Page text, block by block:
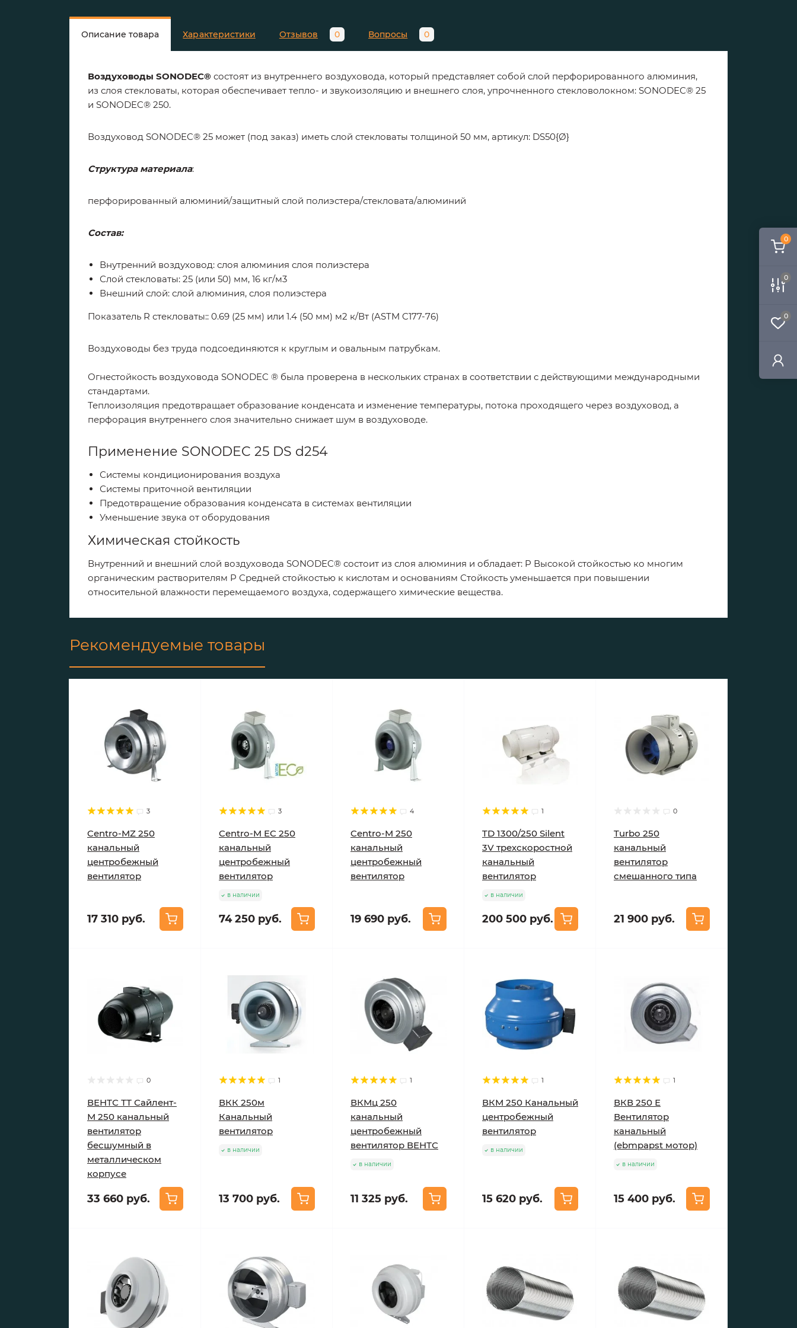
0
0
0
Описание товара Характеристики Отзывов 0 Вопросы 0
Воздуховоды SONODEC® состоят из внутреннего воздуховода, который представляет собой слой перфорированного алюминия,
из слоя стекловаты, которая обеспечивает тепло- и звукоизоляцию и внешнего слоя, упрочненного стекловолокном: SONODEC® 25
и SONODEC® 250.
Воздуховод SONODEC® 25 может (под заказ) иметь слой стекловаты толщиной 50 мм, артикул: DS50{Ø}
Структура материала:
перфорированный алюминий/защитный слой полиэстера/стекловата/алюминий
Состав:
Внутренний воздуховод: слоя алюминия слоя полиэстера
Слой стекловаты: 25 (или 50) мм, 16 кг/м3
Внешний слой: слой алюминия, слоя полиэстера
Показатель R стекловаты:: 0.69 (25 мм) или 1.4 (50 мм) м2 к/Вт (ASTM C177-76)
Воздуховоды без труда подсоединяются к круглым и овальным патрубкам.
Огнестойкость воздуховода SONODEC ® была проверена в нескольких странах в соответствии с действующими международными
стандартами.
Теплоизоляция предотвращает образование конденсата и изменение температуры, потока проходящего через воздуховод, а
перфорация внутреннего слоя значительно снижает шум в воздуховоде.
Применение SONODEC 25 DS d254
Системы кондиционирования воздуха
Системы приточной вентиляции
Предотвращение образования конденсата в системах вентиляции
Уменьшение звука от оборудования
Химическая стойкость
Внутренний и внешний слой воздуховода SONODEC® состоит из слоя алюминия и обладает: P Высокой стойкостью ко многим
органическим растворителям P Средней стойкостью к кислотам и основаниям Стойкость уменьшается при повышении
относительной влажности перемещаемого воздуха, содержащего химические вещества.
Рекомендуемые товары
3
Centro-MZ 250
канальный
центробежный
вентилятор
17 310 руб.
3
Centro-M EC 250
канальный
центробежный
вентилятор
в наличии
74 250 руб.
4
Centro-M 250
канальный
центробежный
вентилятор
19 690 руб.
1
TD 1300/250 Silent
3V трехскоростной
канальный
вентилятор
в наличии
200 500 руб.
0
Turbo 250
канальный
вентилятор
смешанного типа
21 900 руб.
0
ВЕНТС ТТ Сайлент-
М 250 канальный
вентилятор
бесшумный в
металлическом
корпусе
33 660 руб.
1
ВКК 250м
Канальный
вентилятор
в наличии
13 700 руб.
1
ВКМц 250
канальный
центробежный
вентилятор ВЕНТС
в наличии
11 325 руб.
1
ВКМ 250 Канальный
центробежный
вентилятор
в наличии
15 620 руб.
1
ВКВ 250 Е
Вентилятор
канальный
(ebmpapst мотор)
в наличии
15 400 руб.